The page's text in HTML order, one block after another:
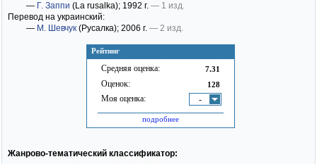
Рейтинг
Средняя оценка: 7.31
Оценок: 128
Моя оценка: -
подробнее
— Г. Заппи (La rusalka); 1992 г. — 1 изд.
Перевод на украинский:
— М. Шевчук (Русалка); 2006 г. — 2 изд.
Жанрово-тематический классификатор: